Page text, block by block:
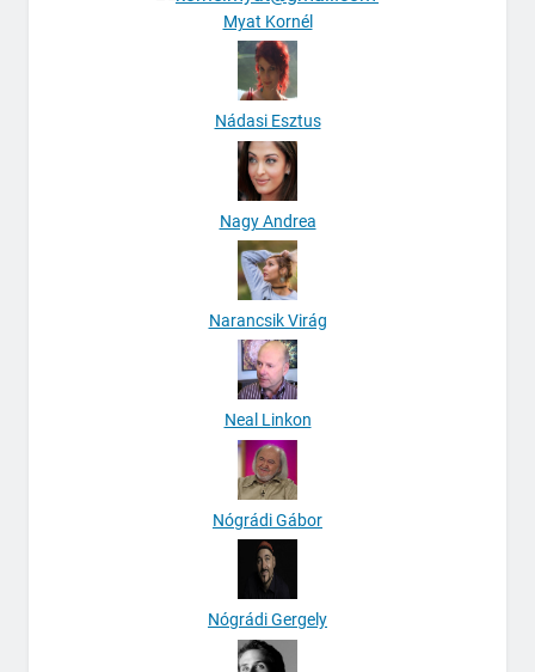
Myat Kornél
Nádasi Esztus
Nagy Andrea
Narancsik Virág
Neal Linkon
Nógrádi Gábor
Nógrádi Gergely